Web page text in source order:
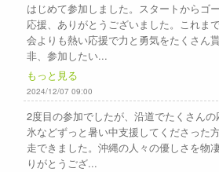
はじめて参加しました。スタートからゴ
応援、ありがとうございました。これま
会よりも熱い応援で力と勇気をたくさん
非、参加したい...
もっと見る
2024/12/07 09:00
2度目の参加でしたが、沿道でたくさん
氷などずっと暑い中支援してくださった
走できました。沖縄の人々の優しさを物
りがとうござ...